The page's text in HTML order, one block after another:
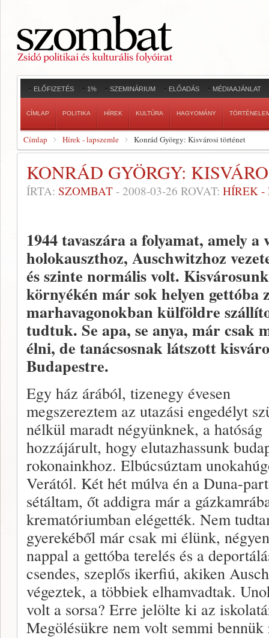
ELŐFIZETÉS 1% SZEMINÁRIUM ELŐADÁS MÉDIAAJÁNLAT
CÍMLAP POLITIKA HÍREK KULTÚRA HAGYOMÁNY
Címlap Hírek - lapszemle Konrád György: Kisvárosi történet
KONRÁD GYÖRGY:
ÍRTA: SZOMBAT - 2008-03-26 ROVAT: HÍREK -
1944 tavaszára a folyamat, amely a
holokauszthoz, Auschwitzhoz
és szinte normális volt.
környékén már sok helyen gettóba
marhavagonokban külföldre
tudtuk. Se apa, se anya, már csak
élni, de tanácsosnak látszott
Budapestre.
Egy ház árából, tizenegy évesen
megszereztem az utazási engedélyt
nélkül maradt négyünknek, a hatóság
hozzájárult, hogy elutazhassunk
rokonainkhoz. Elbúcsúztam
Verától. Két hét múlva én a Duna-
sétáltam, őt addigra már a
krematóriumban elégették. Nem
gyerekéből már csak mi élünk,
nappal a gettóba terelés és a
csendes, szeplős ikerfiú, akiken
végeztek, a többiek elhamvadtak.
volt a sorsa? Erre jelölte ki az
Megölésükre nem volt semmi